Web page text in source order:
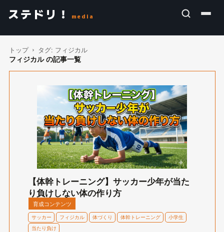
ステドリ！ media
トップ タグ: フィジカル
フィジカル の記事一覧
【体幹トレーニング】サッカー少年が当た
り負けしない体の作り方
育成コンテンツ
サッカー フィジカル 体づくり 体幹トレーニング
小学生
当たり負け